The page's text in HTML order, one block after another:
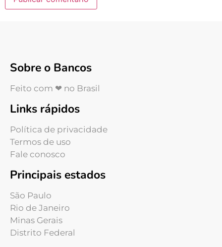
Sobre o Bancos
Feito com ❤ no Brasil
Links rápidos
Política de privacidade
Termos de uso
Fale conosco
Principais estados
São Paulo
Rio de Janeiro
Minas Gerais
Distrito Federal